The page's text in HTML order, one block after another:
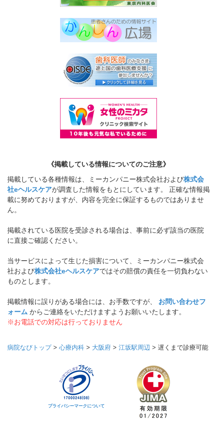
《掲載している情報についてのご注意》
掲載している各種情報は、ミーカンパニー株式会社および株式会
社eヘルスケアが調査した情報をもとにしています。 正確な情報掲
載に努めておりますが、内容を完全に保証するものではありませ
ん。
掲載されている医院を受診される場合は、事前に必ず該当の医院
に直接ご確認ください。
当サービスによって生じた損害について、ミーカンパニー株式会
社および株式会社eヘルスケアではその賠償の責任を一切負わない
ものとします。
掲載情報に誤りがある場合には、お手数ですが、 お問い合わせフ
ォーム からご連絡をいただけますようお願いいたします。
※お電話での対応は行っておりません
病院なびトップ> 心療内科 > 大阪府 > 江坂駅周辺 > 遅くまで診療可能
プライバシーマークについて